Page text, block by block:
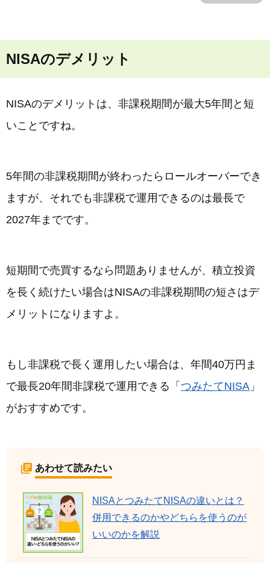
NISAのデメリット
NISAのデメリットは、非課税期間が最大5年間と短
いことですね。
5年間の非課税期間が終わったらロールオーバーでき
ますが、それでも非課税で運用できるのは最長で
2027年までです。
短期間で売買するなら問題ありませんが、積立投資
を長く続けたい場合はNISAの非課税期間の短さはデ
メリットになりますよ。
もし非課税で長く運用したい場合は、年間40万円ま
で最長20年間非課税で運用できる「 つみたてNISA 」
がおすすめです。
あわせて読みたい
NISAとつみたてNISAの違いとは？
併用できるのかやどちらを使うのが
いいのかを解説